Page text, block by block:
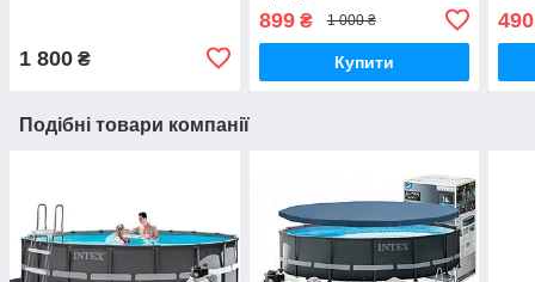
1 800 ₴
899₴ 1 000 ₴
Купити
490
Подібні товари компанії